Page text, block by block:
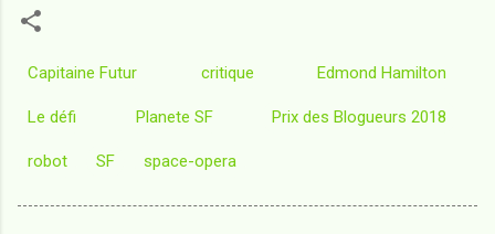
Capitaine Futur critique Edmond Hamilton
Le défi Planete SF Prix des Blogueurs 2018
robot SF space-opera